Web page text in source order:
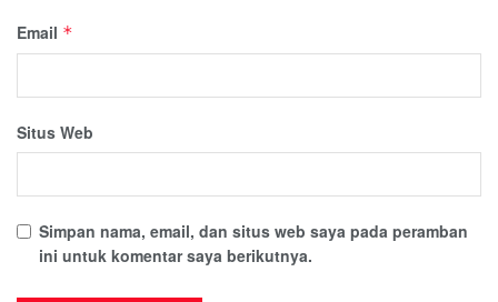
Email *
Situs Web
Simpan nama, email, dan situs web saya pada peramban
ini untuk komentar saya berikutnya.